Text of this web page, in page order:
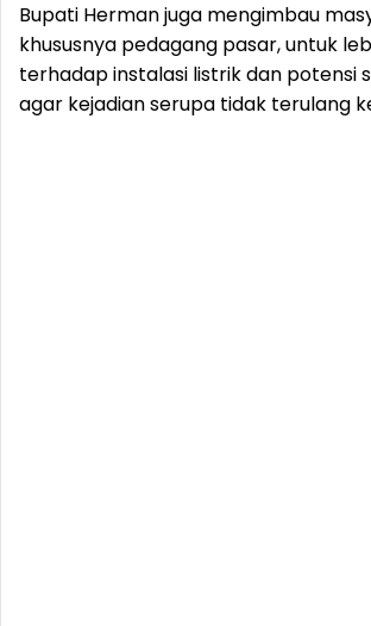
Bupati Herman juga mengimbau
khususnya pedagang pasar, untuk
terhadap instalasi listrik dan potensi
agar kejadian serupa tidak terulang